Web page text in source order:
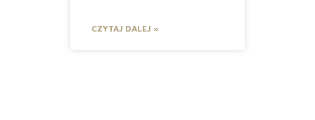
CZYTAJ DALEJ »